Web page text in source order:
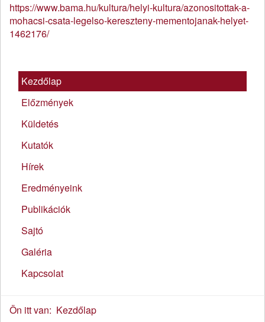
https://www.bama.hu/kultura/helyi-kultura/azonositottak-a-
mohacsi-csata-legelso-kereszteny-mementojanak-helyet-
1462176/
Kezdőlap
Előzmények
Küldetés
Kutatók
Hírek
Eredményeink
Publikációk
Sajtó
Galéria
Kapcsolat
Ön itt van: Kezdőlap